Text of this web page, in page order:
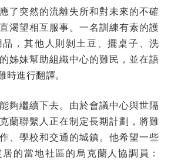
了突然的流離失所和對未來的不確
渴望相互服事。一名訓練有素的護
，其他人則剝土豆、擺桌子、洗
姊妹幫助組織中心的難民，並在語
時進行翻譯。
夠繼續下去。由於會議中心與世隔
蘭聯繫人正在制定長期計劃，將難
、學校和交通的城鎮。他希望一些
的當地社區的烏克蘭人協調員：